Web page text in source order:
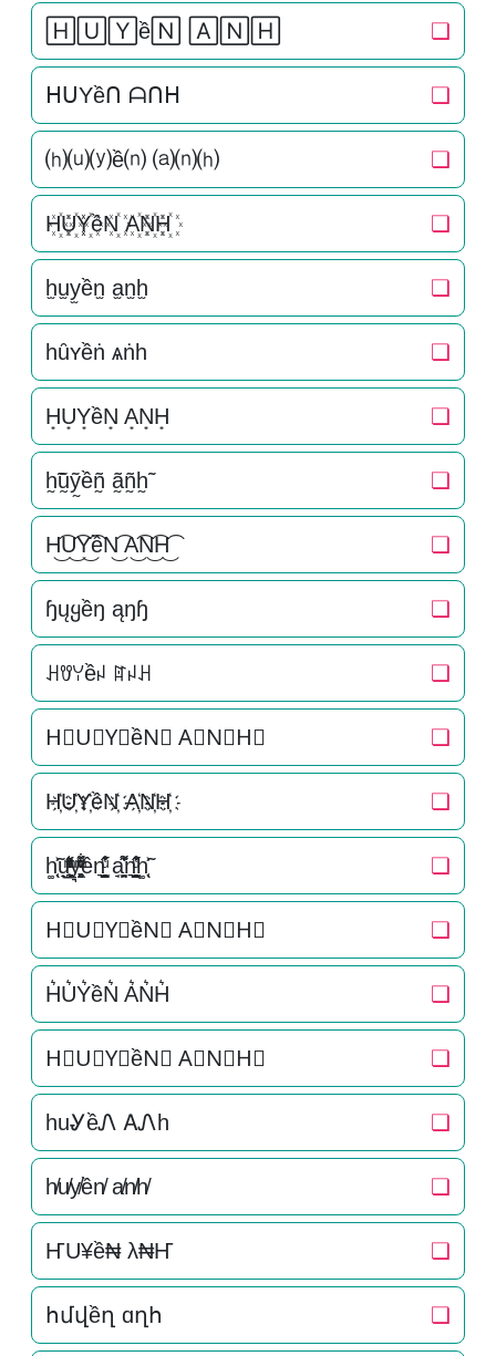
🄷🅄🅈ề🄽 🄰🄽🄷 ❏
ᕼᑌYềᑎ ᗩᑎᕼ ❏
⒣⒰⒴ề⒩ ⒜⒩⒣ ❏
H꙰U꙰Y꙰ềN꙰ A꙰N꙰H꙰ ❏
h̫u̫y̫ền̫ a̫n̫h̫ ❏
һȗʏềṅ ѧṅһ ❏
H͙U͙Y͙ềN͙ A͙N͙H͙ ❏
h̰̃ṵ̃ỹ̰ềñ̰ ã̰ñ̰h̰̃ ❏
H͜͡U͜͡Y͜͡ềN͜͡ A͜͡N͜͡H͜͡ ❏
ɧųყềŋ ąŋɧ ❏
ꃅꀎꌩềꈤ ꍏꈤꃅ ❏
H⃟U⃟Y⃟ềN⃟ A⃟N⃟H⃟ ❏
H҉U҉Y҉ềN҉ A҉N҉H҉ ❏
h͚̖̜̍̃͐u̟͎̲͕̼̳͉̲ͮͫͭ̋ͭ͛ͣ̈y͉̝͖̻̯ͮ̒̂ͮ͋ͫͨền͉̠̙͉̗̺̋̋̔ͧ̊ a̘̫͈̭͌͛͌̇̇̍n͉̠̙͉̗̺̋̋̔ͧ̊h͚̖̜̍̃͐ ❏
H⃗U⃗Y⃗ềN⃗ A⃗N⃗H⃗ ❏
H͛U͛Y͛ềN͛ A͛N͛H͛ ❏
H⃒U⃒Y⃒ềN⃒ A⃒N⃒H⃒ ❏
huᎽềᏁ ᎪᏁh ❏
h̸u̸y̸ền̸ a̸n̸h̸ ❏
ҤU¥ề₦ λ₦Ҥ ❏
հմվềղ ɑղհ ❏